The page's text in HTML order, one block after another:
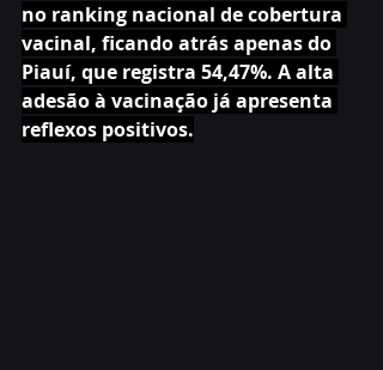
no ranking nacional de cobertura
vacinal, ficando atrás apenas do
Piauí, que registra 54,47%. A alta
adesão à vacinação já apresenta
reflexos positivos.